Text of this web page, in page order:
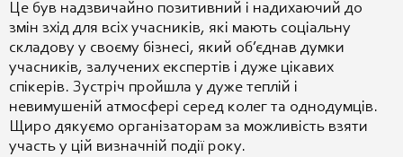
Це був надзвичайно позитивний і надихаючий до
змін зхід для всіх учасників, які мають соціальну
складову у своєму бізнесі, який об’єднав думки
учасників, залучених експертів і дуже цікавих
спікерів. Зустріч пройшла у дуже теплій і
невимушеній атмосфері серед колег та однодумців.
Щиро дякуємо організаторам за можливість взяти
участь у цій визначній події року.